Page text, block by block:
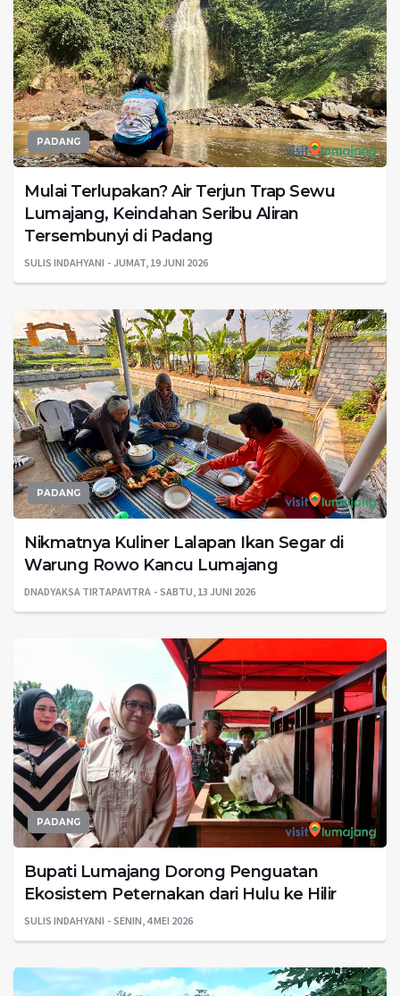
PADANG
Mulai Terlupakan? Air Terjun Trap Sewu
Lumajang, Keindahan Seribu Aliran
Tersembunyi di Padang
SULIS INDAHYANI JUMAT, 19 JUNI 2026
PADANG
Nikmatnya Kuliner Lalapan Ikan Segar di
Warung Rowo Kancu Lumajang
DNADYAKSA TIRTAPAVITRA SABTU, 13 JUNI 2026
PADANG
Bupati Lumajang Dorong Penguatan
Ekosistem Peternakan dari Hulu ke Hilir
SULIS INDAHYANI SENIN, 4 MEI 2026